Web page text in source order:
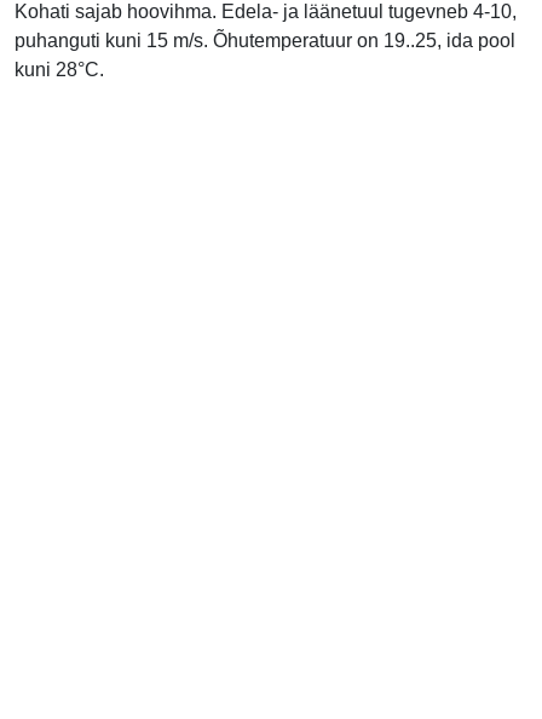
Kohati sajab hoovihma. Edela- ja läänetuul tugevneb 4-10,
puhanguti kuni 15 m/s. Õhutemperatuur on 19..25, ida pool
kuni 28°C.